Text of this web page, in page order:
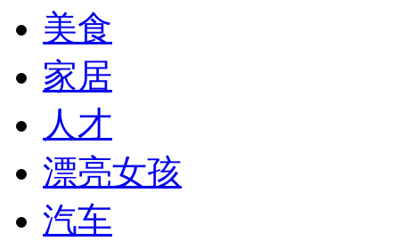
美食
家居
人才
漂亮女孩
汽车